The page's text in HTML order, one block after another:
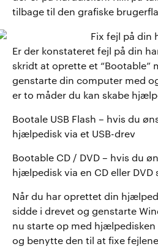
tilbage til den grafiske
Er der konstateret fejl på din
skridt at oprette et “Bootable”
genstarte din computer med
er to måder du kan skabe
Bootale USB Flash – hvis du
hjælpedisk via et USB-drev
Bootable CD / DVD – hvis du
hjælpedisk via en CD eller DVD
Når du har oprettet din
sidde i drevet og genstarte
nu starte op med hjælpedisken
og benytte den til at fixe